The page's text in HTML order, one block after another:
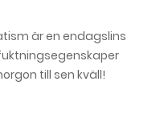
är en endagslins
till sen kväll!